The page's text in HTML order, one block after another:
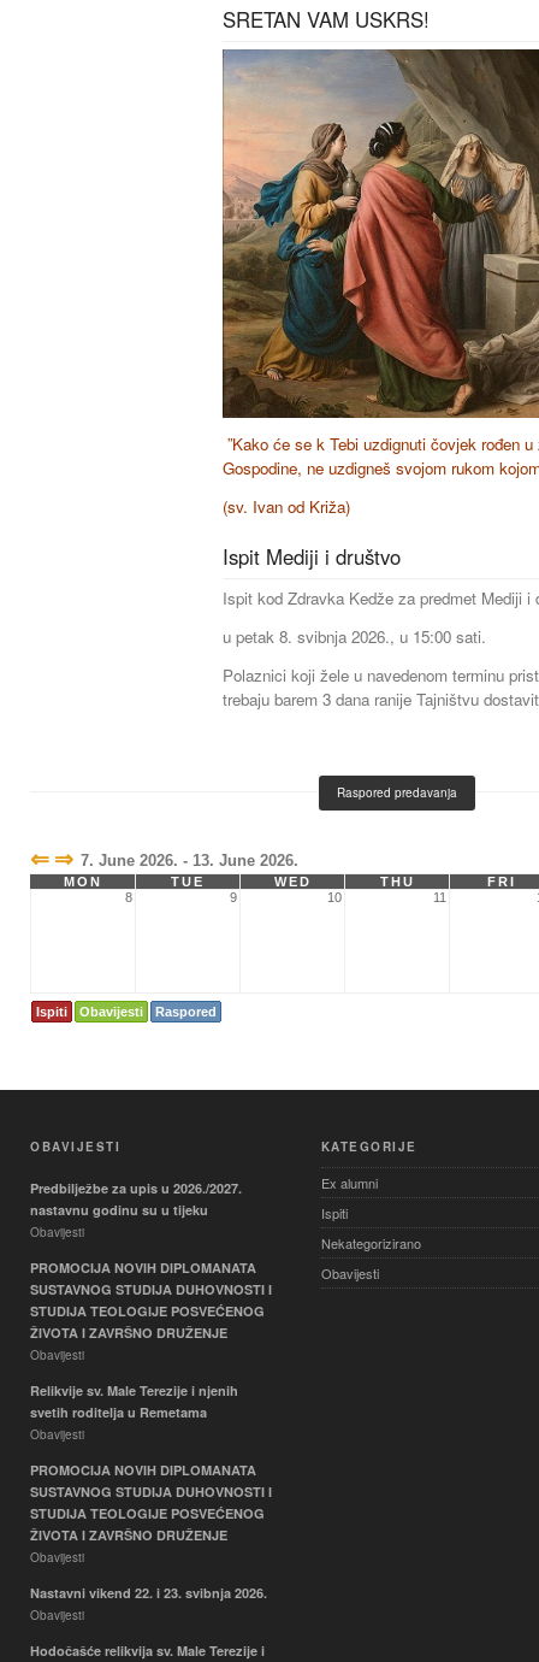
SRETAN VAM USKRS!
”Kako će se k Tebi uzdignuti čovjek rođen
Gospodine, ne uzdigneš svojom rukom
(sv. Ivan od Križa)
Ispit Mediji i društvo
Ispit kod Zdravka Kedže za predmet Mediji i
u petak 8. svibnja 2026., u 15:00 sati.
Polaznici koji žele u navedenom terminu
trebaju barem 3 dana ranije Tajništvu
Raspored predavanja
⇐ ⇒ 7. June 2026. - 13. June 2026.
MON TUE WED THU
FRI
8
9 10 11
Ispiti Obavijesti Raspored
OBAVIJESTI
Predbilježbe za upis u 2026./2027.
nastavnu godinu su u tijeku
Obavijesti
PROMOCIJA NOVIH DIPLOMANATA
SUSTAVNOG STUDIJA DUHOVNOSTI I
STUDIJA TEOLOGIJE POSVEĆENOG
ŽIVOTA I ZAVRŠNO DRUŽENJE
Obavijesti
Relikvije sv. Male Terezije i njenih
svetih roditelja u Remetama
Obavijesti
PROMOCIJA NOVIH DIPLOMANATA
SUSTAVNOG STUDIJA DUHOVNOSTI I
STUDIJA TEOLOGIJE POSVEĆENOG
ŽIVOTA I ZAVRŠNO DRUŽENJE
Obavijesti
Nastavni vikend 22. i 23. svibnja 2026.
Obavijesti
Hodočašće relikvija sv. Male Terezije i
KATEGORIJE
Ex alumni
Ispiti
Nekategorizirano
Obavijesti